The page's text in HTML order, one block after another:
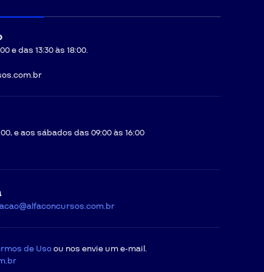
e das 13:30 às 18:00.
e aos sábados das 09:00 às 16:00
de Usoou nos envie um e-mail.